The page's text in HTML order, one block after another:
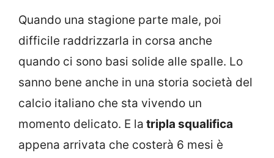
Quando una stagione parte male, poi
difficile raddrizzarla in corsa anche
quando ci sono basi solide alle spalle. Lo
sanno bene anche in una storia società del
calcio italiano che sta vivendo un
momento delicato. E la tripla squalifica
appena arrivata che costerà 6 mesi è